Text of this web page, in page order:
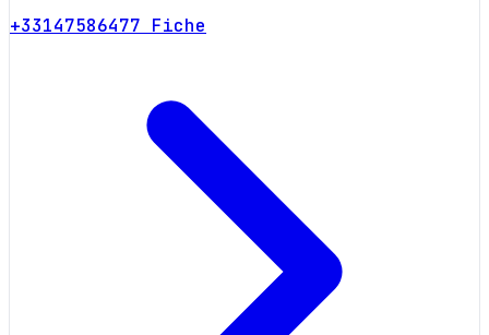
+33147586477 Fiche